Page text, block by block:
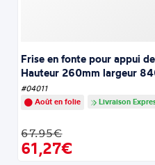
Frise en fonte pour appui
Hauteur 260mm largeur
#04011
Août en folie
Livraison
67.95€
61,27€